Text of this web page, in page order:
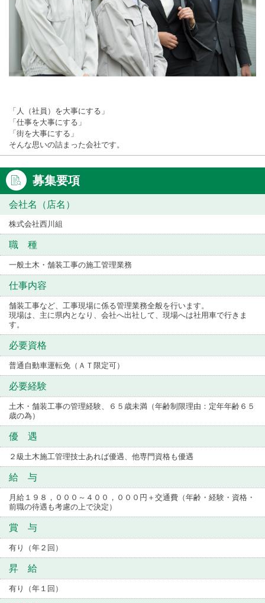
「人（社員）を大事にする」
「仕事を大事にする」
「街を大事にする」
そんな思いの詰まった会社です。
募集要項
会社名（店名）
株式会社西川組
職 種
一般土木・舗装工事の施工管理業務
仕事内容
舗装工事など、工事現場に係る管理業務全般を行います。
現場は、主に県内となり、会社へ出社して、現場へは社用車で行きま
す。
必要資格
普通自動車運転免（ＡＴ限定可）
必要経験
土木・舗装工事の管理経験、６５歳未満（年齢制限理由：定年年齢６５
歳の為）
優 遇
２級土木施工管理技士あれば優遇、他専門資格も優遇
給 与
月給１９８，０００～４００，０００円＋交通費（年齢・経験・資格・
前職の待遇も考慮の上で決定）
賞 与
有り（年２回）
昇 給
有り（年１回）